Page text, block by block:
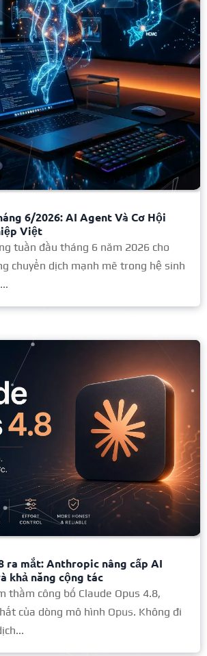
6/2026: AI Agent Và Cơ Hội
Việt
tuần đầu tháng 6 năm 2026 cho
chuyển dịch mạnh mẽ trong hệ sinh
ra mắt: Anthropic nâng cấp AI
khả năng cộng tác
thầm công bố Claude Opus 4.8,
của dòng mô hình Opus. Không đi